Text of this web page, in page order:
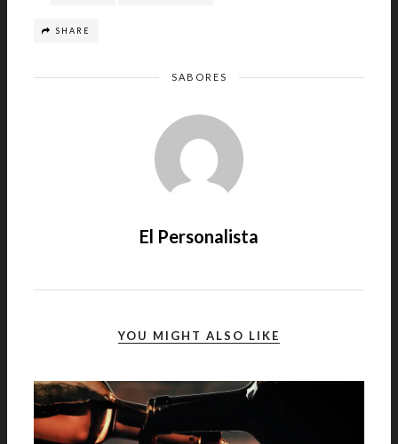
SHARE
SABORES
El Personalista
YOU MIGHT ALSO LIKE